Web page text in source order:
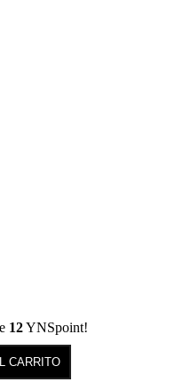
12YNSpoint!
CARRITO